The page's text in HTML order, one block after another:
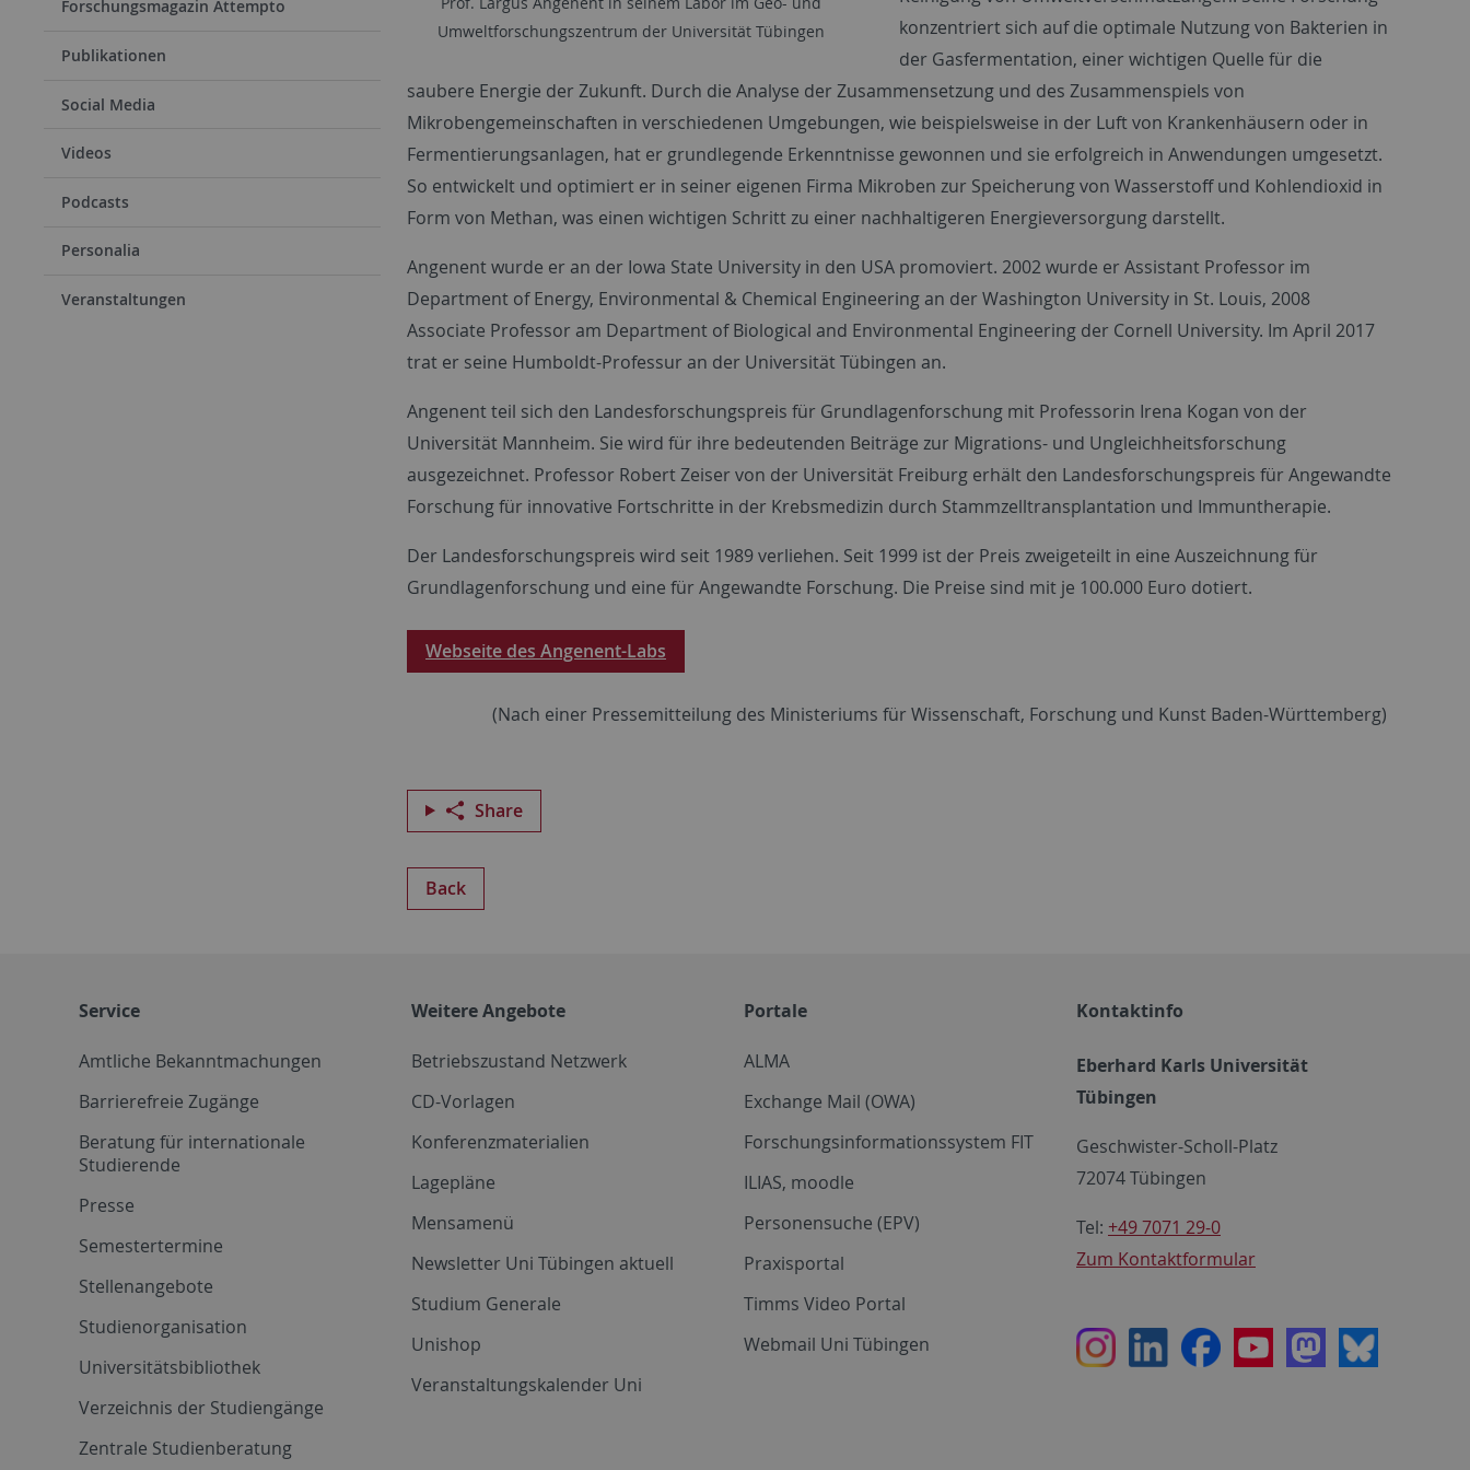
Forschungsmagazin Attempto
Publikationen
Social Media
Videos
Podcasts
Personalia
Veranstaltungen
Umweltforschungszentrum der Universität Tübingen
konzentriert sich auf die optimale Nutzung von Bakterien in
der Gasfermentation, einer wichtigen Quelle für die
saubere Energie der Zukunft. Durch die Analyse der Zusammensetzung und des Zusammenspiels von
Mikrobengemeinschaften in verschiedenen Umgebungen, wie beispielsweise in der Luft von Krankenhäusern oder in
Fermentierungsanlagen, hat er grundlegende Erkenntnisse gewonnen und sie erfolgreich in Anwendungen umgesetzt.
So entwickelt und optimiert er in seiner eigenen Firma Mikroben zur Speicherung von Wasserstoff und Kohlendioxid in
Form von Methan, was einen wichtigen Schritt zu einer nachhaltigeren Energieversorgung darstellt.
Angenent wurde er an der Iowa State University in den USA promoviert. 2002 wurde er Assistant Professor im
Department of Energy, Environmental & Chemical Engineering an der Washington University in St. Louis, 2008
Associate Professor am Department of Biological and Environmental Engineering der Cornell University. Im April 2017
trat er seine Humboldt-Professur an der Universität Tübingen an.
Angenent teil sich den Landesforschungspreis für Grundlagenforschung mit Professorin Irena Kogan von der
Universität Mannheim. Sie wird für ihre bedeutenden Beiträge zur Migrations- und Ungleichheitsforschung
ausgezeichnet. Professor Robert Zeiser von der Universität Freiburg erhält den Landesforschungspreis für Angewandte
Forschung für innovative Fortschritte in der Krebsmedizin durch Stammzelltransplantation und Immuntherapie.
Der Landesforschungspreis wird seit 1989 verliehen. Seit 1999 ist der Preis zweigeteilt in eine Auszeichnung für
Grundlagenforschung und eine für Angewandte Forschung. Die Preise sind mit je 100.000 Euro dotiert.
Webseite des Angenent-Labs
(Nach einer Pressemitteilung des Ministeriums für Wissenschaft, Forschung und Kunst Baden-Württemberg)
Share
Back
Service
Amtliche Bekanntmachungen
Barrierefreie Zugänge
Beratung für internationale
Studierende
Presse
Semestertermine
Stellenangebote
Studienorganisation
Universitätsbibliothek
Verzeichnis der Studiengänge
Zentrale Studienberatung
Weitere Angebote
Betriebszustand Netzwerk
CD-Vorlagen
Konferenzmaterialien
Lagepläne
Mensamenü
Newsletter Uni Tübingen aktuell
Studium Generale
Unishop
Veranstaltungskalender Uni
Portale
ALMA
Exchange Mail (OWA)
Forschungsinformationssystem FIT
ILIAS, moodle
Personensuche (EPV)
Praxisportal
Timms Video Portal
Webmail Uni Tübingen
Kontaktinfo
Eberhard Karls Universität
Tübingen
Geschwister-Scholl-Platz
72074 Tübingen
Tel: +49 7071 29-0
Zum Kontaktformular
InstagramLinkedInFacebookYoutubeMastodon
Bluesky